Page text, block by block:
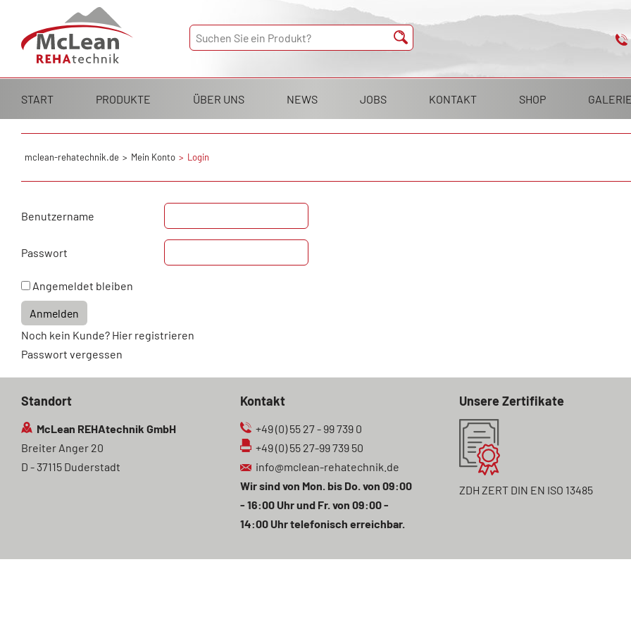
Navigation
überspringen
START PRODUKTE ÜBER UNS NEWS JOBS KONTAKT SHOP GALERIE
mclean-rehatechnik.de Mein Konto Login
Benutzername
Passwort
Angemeldet bleiben
Anmelden
Noch kein Kunde? Hier registrieren
Passwort vergessen
Standort
McLean REHAtechnik GmbH
Breiter Anger 20
D - 37115 Duderstadt
Kontakt
+49 (0) 55 27 - 99 739 0
+49 (0) 55 27-99 739 50
info@mclean-rehatechnik.de
Wir sind von Mon. bis Do. von 09:00
- 16:00 Uhr und Fr. von 09:00 -
14:00 Uhr telefonisch erreichbar.
Unsere Zertifikate
ZDH ZERT DIN EN ISO 13485